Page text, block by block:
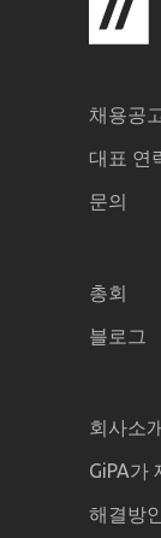
채용공
대표 연
문의
총회
블로그
회사소
GiPA가
해결방